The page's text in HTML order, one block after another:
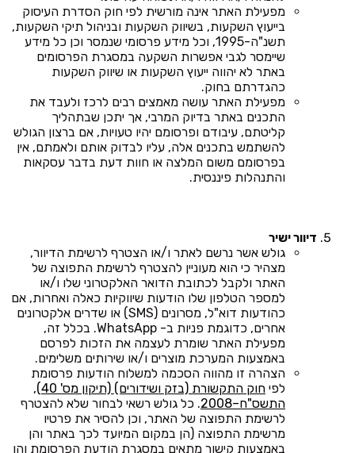
מפעילת האתר אינה מורשית לפי חוק הסדרת העיסוק
בייעוץ השקעות, בשיווק השקעות ובניהול תיקי השקעות,
תשנ"ה-1995, וכל מידע פרסומי שנמסר וכן כל מידע
שיימסר לגבי אפשרות השקעה במסגרת הפרסומים
באתר לא יהווה ייעוץ השקעות או שיווק השקעות
כהגדרתם בחוק.
מפעילת האתר עושה מאמצים רבים לרכז ולעבד את
התכנים באתר בדיוק המרבי, אך יתכן שבתהליך
קליטתם, עיבודם ופרסומם יהיו טעויות, אם ברצון הגולש
להשתמש בתכנים אלה, עליו לבדוק אותם ולאמתם, אין
בפרסומם משום המלצה או חוות דעת בדבר עסקאות
והתנהלות פיננסית.
דיוור ישיר
גולש אשר נרשם לאתר ו/או הצטרף לרשימת הדיוור,
מצהיר כי הוא מעוניין להצטרף לרשימת התפוצה של
האתר ולקבל לכתובת הדואר האלקטרוני שלו ו/או
למספר הטלפון שלו הודעות שיווקיות כאלה ואחרות, אם
כהודעות דוא"ל, מסרונים (SMS) או שדרים אלקטרונים
אחרים, כדוגמת פניות ב- WhatsApp. בכלל זה,
מפעילת האתר שומרת לעצמה את הזכות לפרסם
באמצעות המערכת מוצרים ו/או שירותים משלימים.
הצהרה זו מהווה הסכמה למשלוח הודעות פרסומת
לפי
חוק התקשורת (בזק ושידורים) (תיקון מס' 40),
התשס"ח–2008
. כל גולש רשאי לבחור שלא להצטרף
לרשימת התפוצה של האתר, וכן להסיר את פרטיו
מרשימת התפוצה (הן במקום המיועד לכך באתר והן
באמצעות קישור מתאים במסגרת הודעת הפרסומת והן